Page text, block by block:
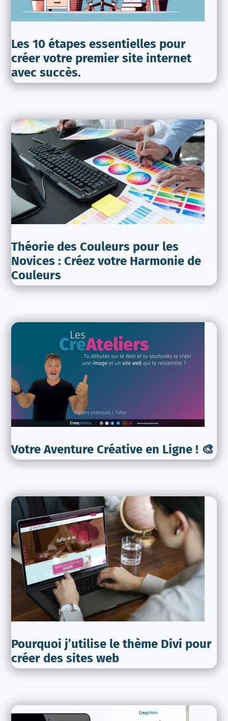
Les 10 étapes essentielles pour
créer votre premier site internet
avec succès.
Théorie des Couleurs pour les
Novices : Créez votre Harmonie de
Couleurs
Votre Aventure Créative en Ligne ! 🎨
Pourquoi j’utilise le thème Divi pour
créer des sites web